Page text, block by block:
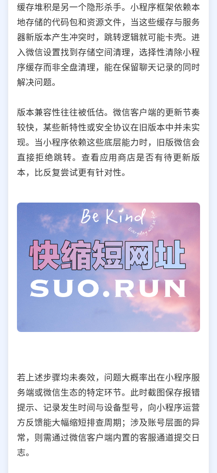
缓存堆积是另一个隐形杀手。小程序框架依赖本
地存储的代码包和资源文件，当这些缓存与服务
器新版本产生冲突时，跳转逻辑就可能卡壳。进
入微信设置找到存储空间清理，选择性清除小程
序缓存而非全盘清理，能在保留聊天记录的同时
解决问题。
版本兼容性往往被低估。微信客户端的更新节奏
较快，某些新特性或安全协议在旧版本中并未实
现。当小程序依赖这些底层能力时，旧版微信会
直接拒绝跳转。查看应用商店是否有待更新版
本，比反复尝试更有针对性。
若上述步骤均未奏效，问题大概率出在小程序服
务端或微信生态的特定环节。此时截图保存报错
提示、记录发生时间与设备型号，向小程序运营
方反馈能大幅缩短排查周期；涉及账号层面的异
常，则需通过微信客户端内置的客服通道提交日
志。